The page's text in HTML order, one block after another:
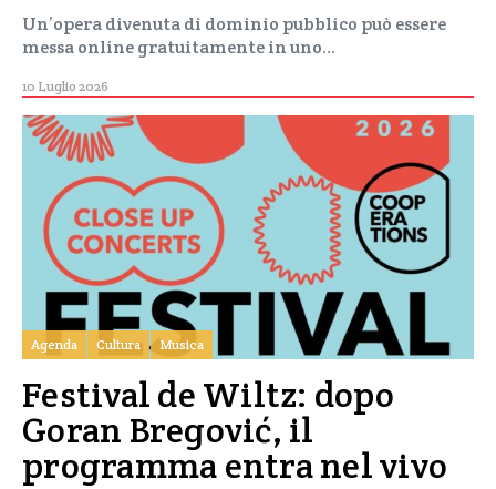
Un’opera divenuta di dominio pubblico può essere
messa online gratuitamente in uno…
10 Luglio 2026
Agenda Cultura Musica
Festival de Wiltz: dopo
Goran Bregović, il
programma entra nel vivo